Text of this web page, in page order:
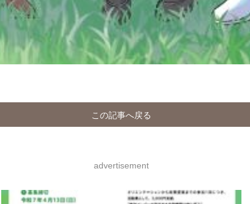
この記事へ戻る
advertisement